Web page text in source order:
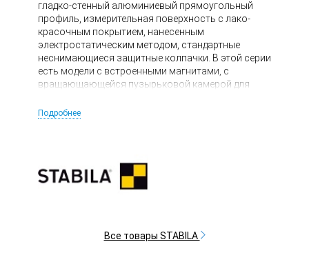
гладко-стенный алюминиевый прямоугольный
профиль, измерительная поверхность с лако-
красочным покрытием, нанесенным
электростатическим методом, стандартные
неснимающиеся защитные колпачки. В этой серии
есть модели с встроенными магнитами, с
вращающающейся пузырьковой камерой для
приподнятия измерительной поверхности
Подробнее
Все товары STABILA